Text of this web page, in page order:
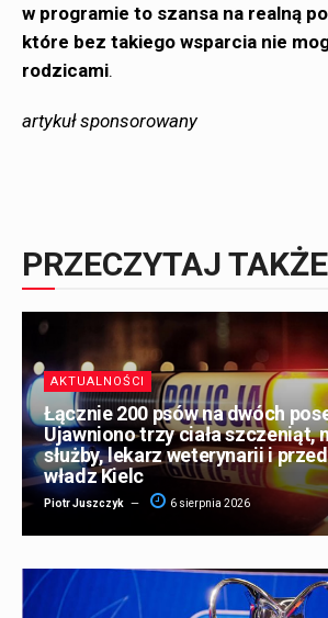
w programie to szansa na realną
które bez takiego wsparcia nie
rodzicami.
artykuł sponsorowany
PRZECZYTAJ TAKŻE
AKTUALNOŚCI
Łącznie 200 psów na dwóch
Ujawniono trzy ciała szczeniąt,
służby, lekarz weterynarii i
władz Kielc
Piotr Juszczyk 6 sierpnia 2026